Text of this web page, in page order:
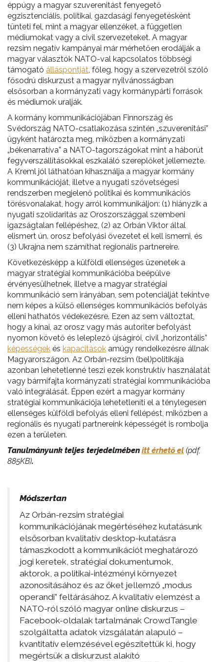
éppúgy a magyar szuverenitást fenyegető
egzisztenciális, politikai, gazdasági fenyegetésként
tünteti fel, mint a magyar ellenzéket, a független
médiumokat vagy a civil szervezeteket. A magyar
rezsim negatív kampányai már mérhetően erodálják a
magyar választók NATO-val kapcsolatos többségi
támogató álláspontját, főleg, hogy a szervezetről szóló
fősodrú diskurzust a magyar nyilvánosságban
elsősorban a kormányzati vagy kormánypárti források
és médiumok uralják.
A kormány kommunikációjában Finnország és
Svédország NATO-csatlakozása szintén „szuverenitási”
ügyként határozta meg, miközben a kormányzati
„békenarratíva” a NATO-tagországokat mint a háborút
fegyverszállításokkal eszkaláló szereplőket jellemezte.
A Kreml jól láthatóan kihasználja a magyar kormány
kommunikációját, illetve a nyugati szövetségesi
rendszerben megjelenő politikai és kommunikációs
törésvonalakat, hogy arról kommunikáljon: (1) hiányzik a
nyugati szolidaritás az Oroszországgal szembeni
igazságtalan fellépéshez, (2) az Orbán Viktor által
elismert ún. orosz befolyási övezetet el kell ismerni, és
(3) Ukrajna nem számíthat regionális partnereire.
Következésképp a külföldi ellenséges üzenetek a
magyar stratégiai kommunikációba beépülve
érvényesülhetnek, illetve a magyar stratégiai
kommunikáció sem irányában, sem potenciálját tekintve
nem képes a külső ellenséges kommunikációs befolyás
elleni hathatós védekezésre. Ezen az sem változtat,
hogy a kínai, az orosz vagy más autoriter befolyást
nyomon követő és leleplező újságírói, civil „horizontális”
képességek és kapacitások amúgy rendelkezésre állnak
Magyarországon. Az Orbán-rezsim (bel)politikája
azonban lehetetlenné teszi ezek konstruktív használatát
vagy bármifajta kormányzati stratégiai kommunikációba
való integrálását. Éppen ezért a magyar kormány
stratégiai kommunikációja lehetetleníti el a ténylegesen
ellenséges külföldi befolyás elleni fellépést, miközben a
regionális és nyugati partnereink képességét is rombolja
ezen a területen.
Tanulmányunk teljes terjedelmében itt érhető el (pdf,
885KB).
Módszertan
Az Orbán-rezsim stratégiai
kommunikációjának megértéséhez kutatásunk
elsősorban kvalitatív desktop-kutatásra
támaszkodott a kommunikációt meghatározó
jogi keretek, stratégiai dokumentumok,
aktorok, a politikai-intézményi környezet
azonosításához és az őket jellemző „modus
operandi” feltárásához. A kvalitatív elemzést a
NATO-ról szóló magyar online diskurzus –
Facebook-oldalak tartalmának CrowdTangle
szolgáltatta adatok vizsgálatán alapuló –
kvantitatív elemzésével egészítettük ki, hogy
megértsük a diskurzust alakító